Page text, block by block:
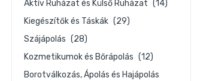
Aktív Ruházat és Külső Ruházat (14)
Kiegészítők és Táskák (29)
Szájápolás (28)
Kozmetikumok és Bőrápolás (12)
Borotválkozás, Ápolás és Hajápolás